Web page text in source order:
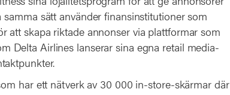
sätt använder finansinstitutioner som
att skapa riktade annonser via plattformar som
Delta Airlines lanserar sina egna retail media-
har ett nätverk av 30 000 in-store-skärmar där